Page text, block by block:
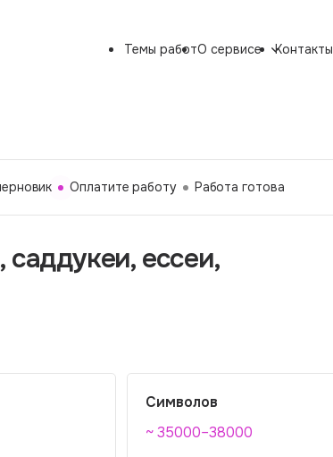
Темы работО сервисе Контакты
Оплатите работу Работа готова
ессеи,
Символов
~ 35000–38000